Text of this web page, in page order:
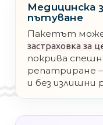
Медицинска
пътуване
Пакетът
застраховка за
покрива
репатриране
и без излишни